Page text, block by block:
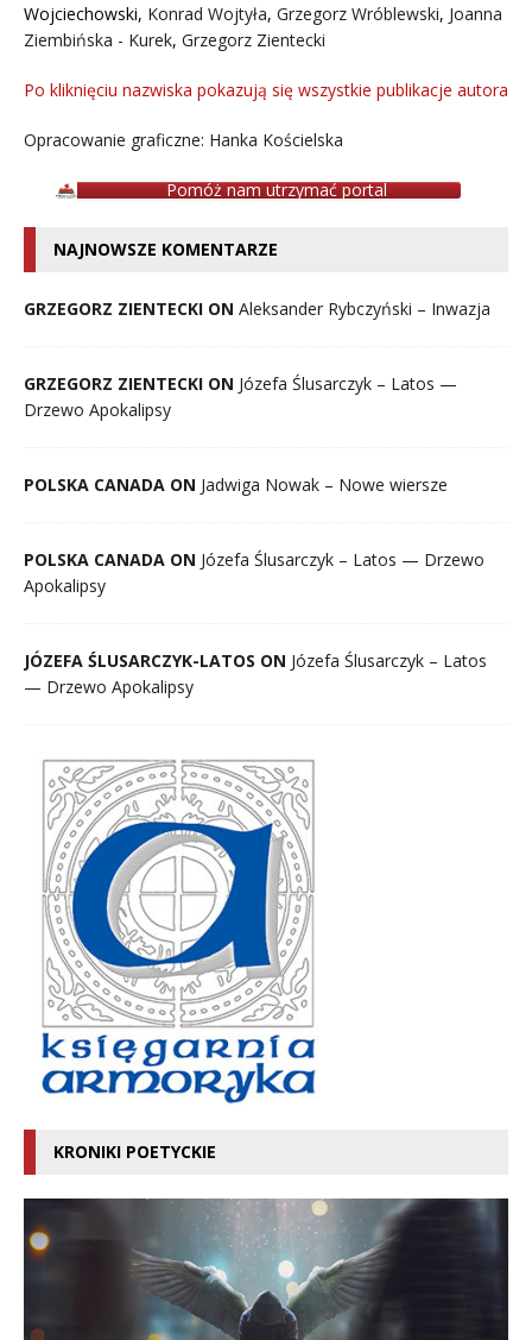
Wojciechowski, Konrad Wojtyła, Grzegorz Wróblewski, Joanna
Ziembińska - Kurek, Grzegorz Zientecki
Po kliknięciu nazwiska pokazują się wszystkie publikacje autora
Opracowanie graficzne: Hanka Kościelska
Pomóż nam utrzymać portal
NAJNOWSZE KOMENTARZE
GRZEGORZ ZIENTECKI ON Aleksander Rybczyński – Inwazja
GRZEGORZ ZIENTECKI ON Józefa Ślusarczyk – Latos —
Drzewo Apokalipsy
POLSKA CANADA ON Jadwiga Nowak – Nowe wiersze
POLSKA CANADA ON Józefa Ślusarczyk – Latos — Drzewo
Apokalipsy
JÓZEFA ŚLUSARCZYK-LATOS ON Józefa Ślusarczyk – Latos
— Drzewo Apokalipsy
KRONIKI POETYCKIE